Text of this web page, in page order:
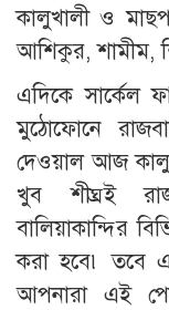
কালুখালী ও
আশিকুর, শামীম,
এদিকে সার্কেল
মুঠোফোনে
দেওয়াল আজ
খুব শীঘ্রই
বালিয়াকান্দির
করা হবে৷ তবে
আপনারা এই